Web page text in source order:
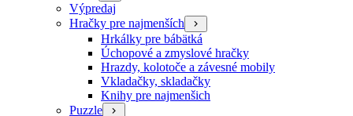
Výpredaj
Hračky pre najmenších
Hrkálky pre bábätká
Úchopové a zmyslové hračky
Hrazdy, kolotoče a závesné mobily
Vkladačky, skladačky
Knihy pre najmenšich
Puzzle